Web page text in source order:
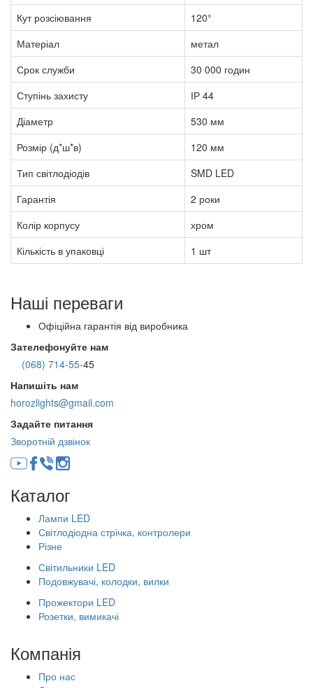
Кут розсіювання
120°
Матеріал
метал
Срок служби
30 000 годин
Ступінь захисту
ІР 44
Діаметр
530 мм
Розмір (д*ш*в)
120 мм
Тип світлодіодів
SMD LED
Гарантія
2 роки
Колір корпусу
хром
Кількість в упаковці
1 шт
Наші переваги
Офіційна гарантія від виробника
Зателефонуйте нам
(068) 714-55-45
Напишіть нам
horozlights@gmail.com
Задайте питання
Зворотній дзвінок
Каталог
Лампи LED
Світлодіодна стрічка, контролери
Різне
Світильники LED
Подовжувачі, колодки, вилки
Прожектори LED
Розетки, вимикачі
Компанія
Про нас